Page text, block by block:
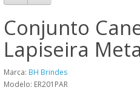
Conjunto
Lapiseira
Marca: BH Brindes
Modelo: ER201PAR